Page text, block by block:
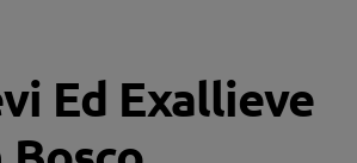
Ed Exallieve